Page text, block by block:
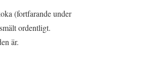
(fortfarande under
ordentligt.
är.